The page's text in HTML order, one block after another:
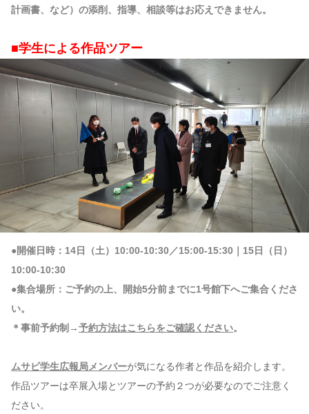
計画書、など）の添削、指導、相談等はお応えできません。
■学生による作品ツアー
●開催日時：14日（土）10:00-10:30／15:00-15:30｜15日（日）
10:00-10:30
●集合場所：ご予約の上、開始5分前までに1号館下へご集合くださ
い。
＊事前予約制→予約方法はこちらをご確認ください。
ムサビ学生広報局メンバーが気になる作者と作品を紹介します。
作品ツアーは卒展入場とツアーの予約２つが必要なのでご注意く
ださい。